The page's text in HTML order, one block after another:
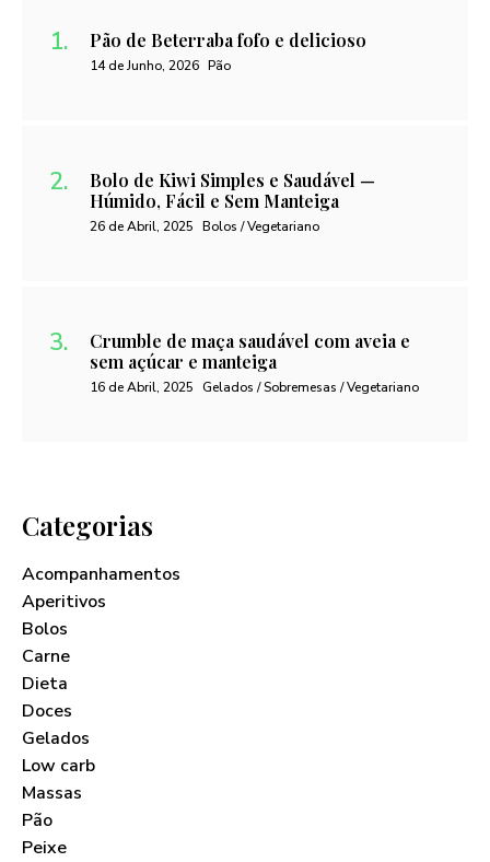
Pão de Beterraba fofo e delicioso
14 de Junho, 2026 Pão
Bolo de Kiwi Simples e Saudável —
Húmido, Fácil e Sem Manteiga
26 de Abril, 2025 Bolos / Vegetariano
Crumble de maça saudável com aveia e
sem açúcar e manteiga
16 de Abril, 2025 Gelados / Sobremesas / Vegetariano
Categorias
Acompanhamentos
Aperitivos
Bolos
Carne
Dieta
Doces
Gelados
Low carb
Massas
Pão
Peixe